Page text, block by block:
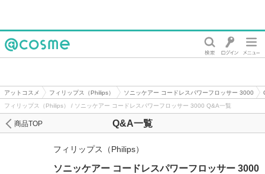
アットコスメ フィリップス（Philips） ソニッケアー コードレスパワーフロッサー 3000
フィリップス（Philips） / ソニッケアー コードレスパワーフロッサー 3000 Q&A一覧
Q&A一覧
商品TOP
フィリップス（Philips）
ソニッケアー コードレスパワーフロッサー 3000